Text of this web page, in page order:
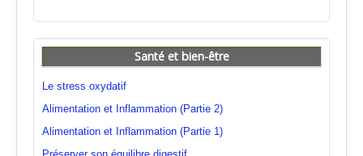
Santé et bien-être
Le stress oxydatif
Alimentation et Inflammation (Partie 2)
Alimentation et Inflammation (Partie 1)